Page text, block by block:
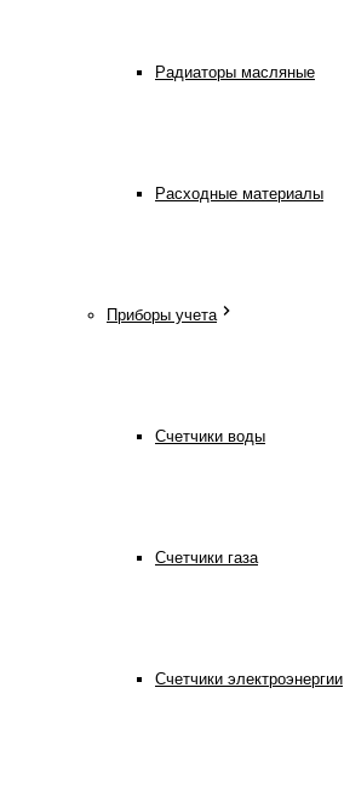
Радиаторы масляные
Расходные материалы
Приборы учета
Счетчики воды
Счетчики газа
Счетчики электроэнергии